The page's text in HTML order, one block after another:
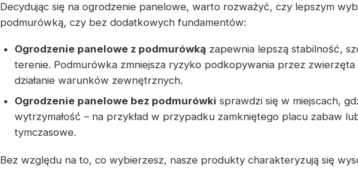
Decydując się na ogrodzenie panelowe, warto rozważyć, czy lepszym
podmurówką, czy bez dodatkowych fundamentów:
Ogrodzenie panelowe z podmurówką zapewnia lepszą stabilność,
terenie. Podmurówka zmniejsza ryzyko podkopywania przez
działanie warunków zewnętrznych.
Ogrodzenie panelowe bez podmurówki sprawdzi się w miejscach,
wytrzymałość – na przykład w przypadku zamkniętego placu zabaw
tymczasowe.
Bez względu na to, co wybierzesz, nasze produkty charakteryzują się